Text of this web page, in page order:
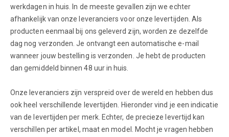
werkdagen in huis. In de meeste gevallen zijn we echter
afhankelijk van onze leveranciers voor onze levertijden. Als
producten eenmaal bij ons geleverd zijn, worden ze dezelfde
dag nog verzonden. Je ontvangt een automatische e-mail
wanneer jouw bestelling is verzonden. Je hebt de producten
dan gemiddeld binnen 48 uur in huis.
Onze leveranciers zijn verspreid over de wereld en hebben dus
ook heel verschillende levertijden. Hieronder vind je een indicatie
van de levertijden per merk. Echter, de precieze levertijd kan
verschillen per artikel, maat en model. Mocht je vragen hebben